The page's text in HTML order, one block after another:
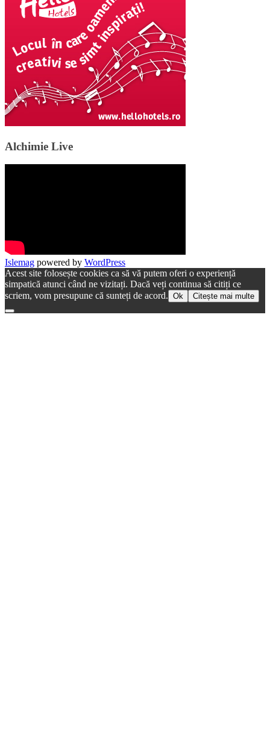
Alchimie Live
Islemag powered by WordPress
Acest site folosește cookies ca să vă putem oferi o experiență
simpatică atunci când ne vizitați. Dacă veți continua să citiți ce
scriem, vom presupune că sunteți de acord. Ok Citește mai multe